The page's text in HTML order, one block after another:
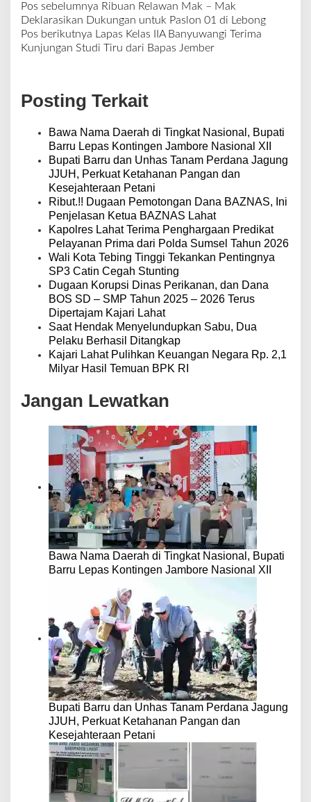
N
a
v
a
s
Pos sebelumnya Ribuan Relawan Mak – Mak
Deklarasikan Dukungan untuk Paslon 01 di Lebong
Pos berikutnya Lapas Kelas IIA Banyuwangi Terima
Kunjungan Studi Tiru dari Bapas Jember
Posting Terkait
Bawa Nama Daerah di Tingkat Nasional, Bupati
Barru Lepas Kontingen Jambore Nasional XII
Bupati Barru dan Unhas Tanam Perdana Jagung
JJUH, Perkuat Ketahanan Pangan dan
Kesejahteraan Petani
Ribut.!! Dugaan Pemotongan Dana BAZNAS, Ini
Penjelasan Ketua BAZNAS Lahat
Kapolres Lahat Terima Penghargaan Predikat
Pelayanan Prima dari Polda Sumsel Tahun 2026
Wali Kota Tebing Tinggi Tekankan Pentingnya
SP3 Catin Cegah Stunting
Dugaan Korupsi Dinas Perikanan, dan Dana
BOS SD – SMP Tahun 2025 – 2026 Terus
Dipertajam Kajari Lahat
Saat Hendak Menyelundupkan Sabu, Dua
Pelaku Berhasil Ditangkap
Kajari Lahat Pulihkan Keuangan Negara Rp. 2,1
Milyar Hasil Temuan BPK RI
Jangan Lewatkan
Bawa Nama Daerah di Tingkat Nasional, Bupati
Barru Lepas Kontingen Jambore Nasional XII
Bupati Barru dan Unhas Tanam Perdana Jagung
JJUH, Perkuat Ketahanan Pangan dan
Kesejahteraan Petani